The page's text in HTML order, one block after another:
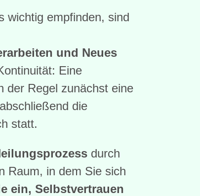
wichtig empfinden, sind
und Neues
Eine
der Regel zunächst eine
die
statt.
durch
Raum, in dem Sie sich
ein, Selbstvertrauen